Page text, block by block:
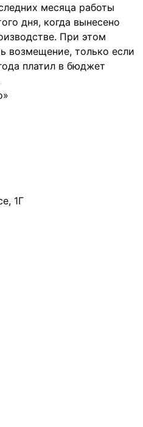
месяца работы
дня, когда вынесено
При этом
возмещение, только если
платил в бюджет
1Г